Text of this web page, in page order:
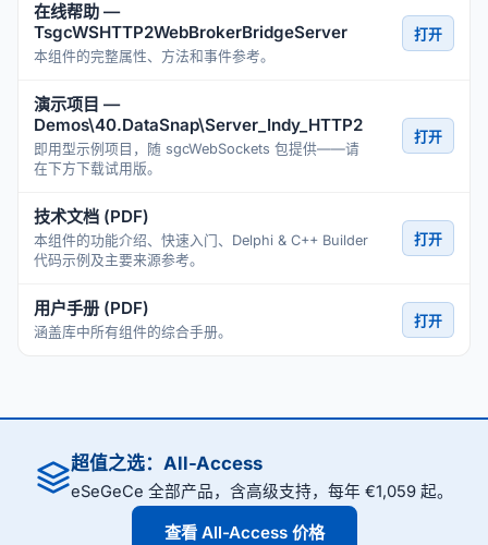
在线帮助 —
TsgcWSHTTP2WebBrokerBridgeServer
本组件的完整属性、方法和事件参考。
打开
演示项目 —
Demos\40.DataSnap\Server_Indy_HTTP2
即用型示例项目，随 sgcWebSockets 包提供——请
在下方下载试用版。
打开
技术文档 (PDF)
本组件的功能介绍、快速入门、Delphi & C++ Builder
代码示例及主要来源参考。
打开
用户手册 (PDF)
涵盖库中所有组件的综合手册。
打开
超值之选：All-Access
eSeGeCe 全部产品，含高级支持，每年 €1,059 起。
查看 All-Access 价格